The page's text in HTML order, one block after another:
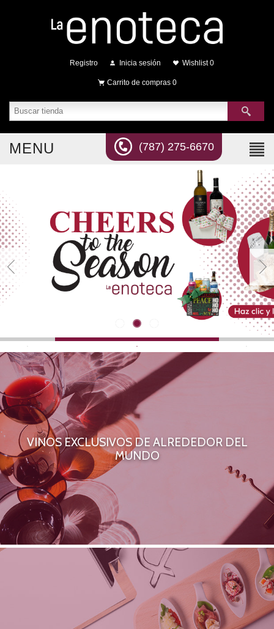
Registro Inicia sesión Wishlist 0
Carrito de compras 0
(787) 275-6670
MENU
. . .
VINOS EXCLUSIVOS DE ALREDEDOR DEL
MUNDO